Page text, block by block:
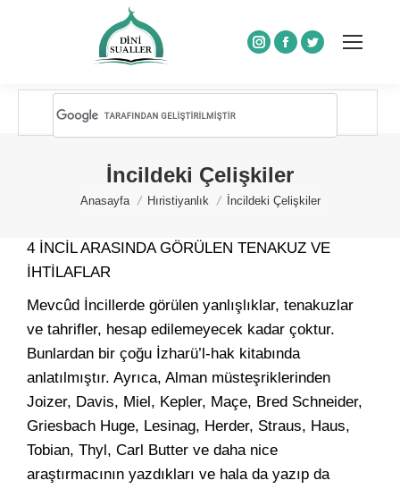
Instagram
Facebook
Twitter
İncildeki Çelişkiler
You are here:
Anasayfa Hıristiyanlık İncildeki Çelişkiler
4 İNCİL ARASINDA GÖRÜLEN TENAKUZ VE
İHTİLAFLAR
Mevcûd İncillerde görülen yanlışlıklar, tenakuzlar
ve tahrifler, hesap edilemeyecek kadar çoktur.
Bunlardan bir çoğu İzharü’l-hak kitabında
anlatılmıştır. Ayrıca, Alman müsteşriklerinden
Joizer, Davis, Miel, Kepler, Maçe, Bred Schneider,
Griesbach Huge, Lesinag, Herder, Straus, Haus,
Tobian, Thyl, Carl Butter ve daha nice
araştırmacının yazdıkları ve hala da yazıp da